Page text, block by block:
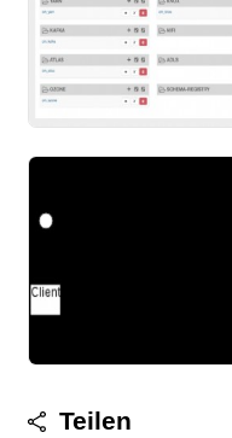
Teilen